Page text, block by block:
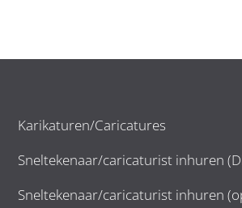
Karikaturen/Caricatures
Sneltekenaar/caricaturist inhuren
Sneltekenaar/caricaturist inhuren